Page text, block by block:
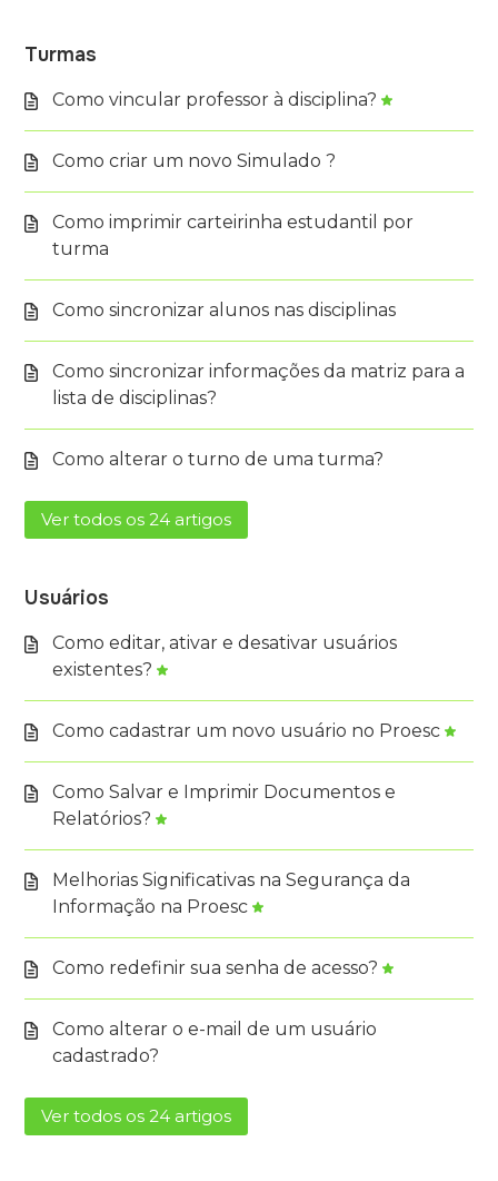
Turmas
Como vincular professor à disciplina?
Como criar um novo Simulado ?
Como imprimir carteirinha estudantil por
turma
Como sincronizar alunos nas disciplinas
Como sincronizar informações da matriz para a
lista de disciplinas?
Como alterar o turno de uma turma?
Ver todos os 24 artigos
Usuários
Como editar, ativar e desativar usuários
existentes?
Como cadastrar um novo usuário no Proesc
Como Salvar e Imprimir Documentos e
Relatórios?
Melhorias Significativas na Segurança da
Informação na Proesc
Como redefinir sua senha de acesso?
Como alterar o e-mail de um usuário
cadastrado?
Ver todos os 24 artigos